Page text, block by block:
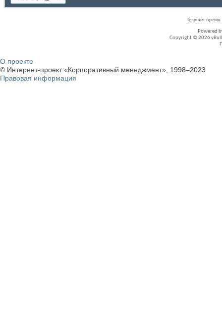
Текущее время:
Powered
Copyright © 2026
О проекте
© Интернет-проект «Корпоративный менеджмент», 1998–2023
Правовая информация